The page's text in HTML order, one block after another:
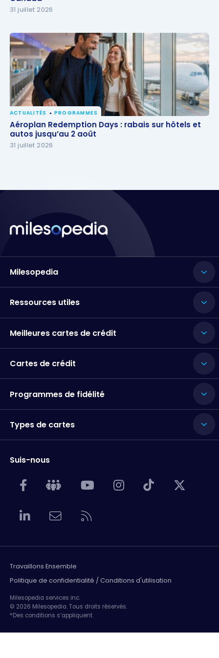
31 juillet 2026
Aéroplan Redemption Days : rabais sur hôtels et
autos jusqu’au 2 août
ACTUALITÉS PROGRAMMES
Aéroplan Redemption Days : rabais sur hôtels et
autos jusqu’au 2 août
31 juillet 2026
Milesopedia
Ressources utiles
Meilleures cartes de crédit
Cartes de crédit
Programmes de fidélité
Types de cartes
Suis-nous
Travaillons Ensemble
Politique de confidentialité / Conditions d'utilisation
Milesopedia services inc.
© 2026 Milesopedia. Tous droits réservés.
*Des conditions s’appliquent.